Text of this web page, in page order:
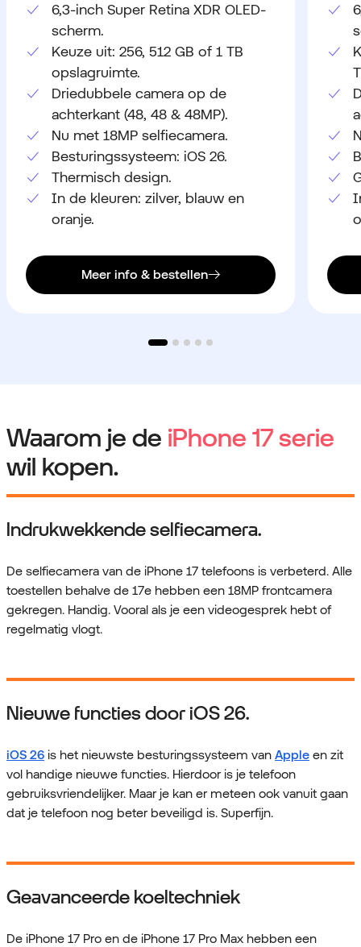
6,3-inch Super Retina XDR OLED-
scherm.
Keuze uit: 256, 512 GB of 1 TB
opslagruimte.
Driedubbele camera op de
achterkant (48, 48 & 48MP).
Nu met 18MP selfiecamera.
Besturingssysteem: iOS 26.
Thermisch design.
In de kleuren: zilver, blauw en
oranje.
Meer info & bestellen
Waarom je de iPhone 17 serie
wil kopen.
Indrukwekkende selfiecamera.
De selfiecamera van de iPhone 17 telefoons is verbeterd. Alle
toestellen behalve de 17e hebben een 18MP frontcamera
gekregen. Handig. Vooral als je een videogesprek hebt of
regelmatig vlogt.
Nieuwe functies door iOS 26.
iOS 26 is het nieuwste besturingssysteem van Apple en zit
vol handige nieuwe functies. Hierdoor is je telefoon
gebruiksvriendelijker. Maar je kan er meteen ook vanuit gaan
dat je telefoon nog beter beveiligd is. Superfijn.
Geavanceerde koeltechniek
De iPhone 17 Pro en de iPhone 17 Pro Max hebben een